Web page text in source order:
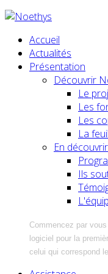
Accueil
Actualités
Présentation
Découvrir
Le
Les
Les
La
En
Ils
Commencez par
logiciel pour la
celui qui correspond